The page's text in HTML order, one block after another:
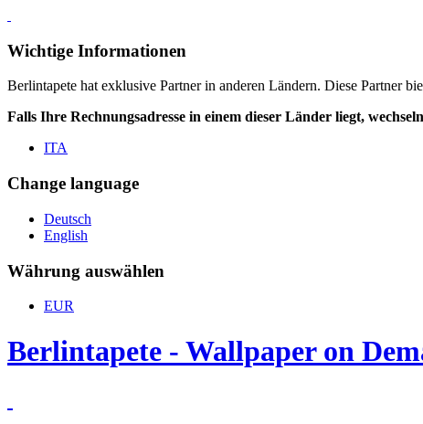
Wichtige Informationen
Berlintapete hat exklusive Partner in anderen Ländern. Diese Partner
Falls Ihre Rechnungsadresse in einem dieser Länder liegt,
ITA
Change language
Deutsch
English
Währung auswählen
EUR
Berlintapete - Wallpaper on